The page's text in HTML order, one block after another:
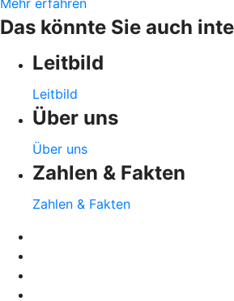
Mehr erfahren
Das könnte Sie auch
Leitbild
Leitbild
Über uns
Über uns
Zahlen & Fakten
Zahlen & Fakten